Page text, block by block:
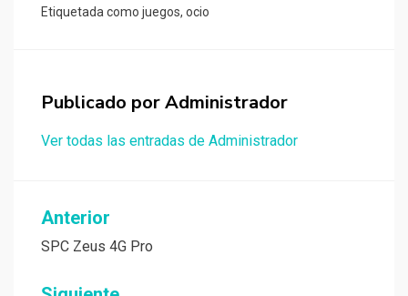
Etiquetada como juegos, ocio
Publicado porAdministrador
Ver todas las entradas de Administrador
Navegación
de
entradas
Anterior
SPC Zeus 4G Pro